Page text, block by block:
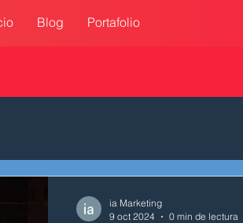
Blog Portafolio
ia Marketing
9 oct 2024
0 min de lectura